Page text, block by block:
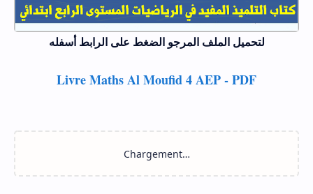
لتحميل الملف المرجو الضغط على الرابط أسفله
Livre Maths Al Moufid 4 AEP - PDF